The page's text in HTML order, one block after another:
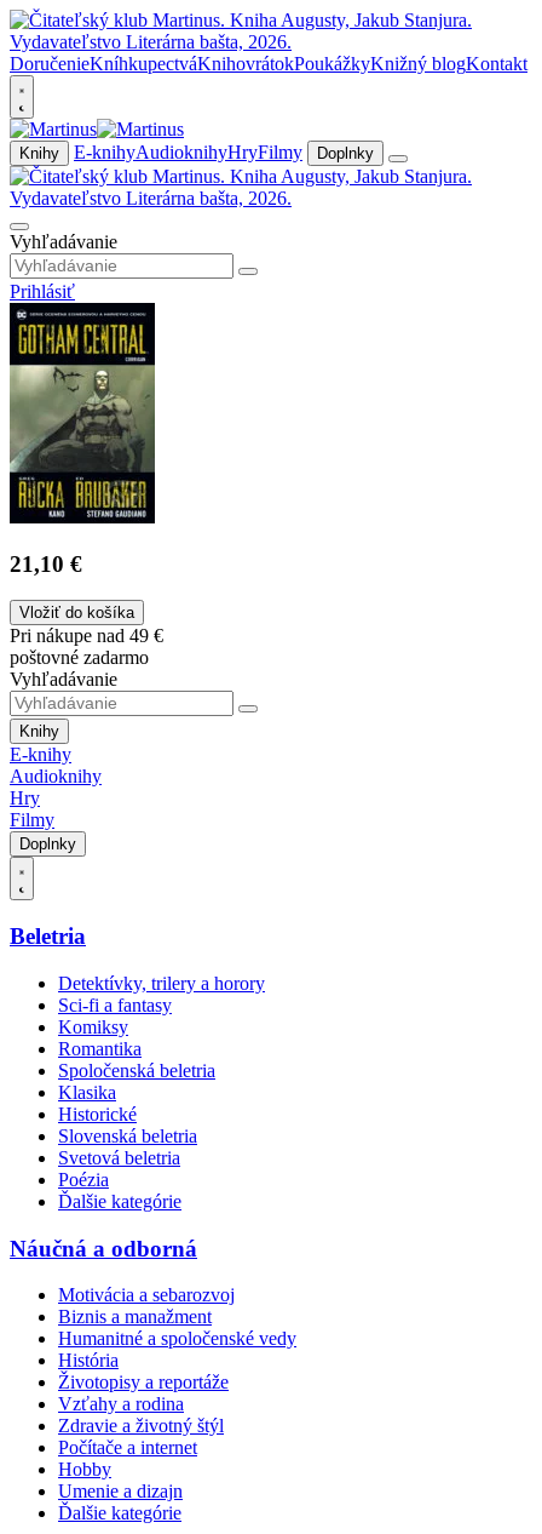
DoručenieKníhkupectváKnihovrátokPoukážkyKnižný blogKontakt
Knihy E-knihyAudioknihyHryFilmy Doplnky
Vyhľadávanie
Prihlásiť
21,10 €
Vložiť do košíka
Pri nákupe nad 49 €
poštovné zadarmo
Vyhľadávanie
Knihy
E-knihy
Audioknihy
Hry
Filmy
Doplnky
Beletria
Detektívky, trilery a horory
Sci-fi a fantasy
Komiksy
Romantika
Spoločenská beletria
Klasika
Historické
Slovenská beletria
Svetová beletria
Poézia
Ďalšie kategórie
Náučná a odborná
Motivácia a sebarozvoj
Biznis a manažment
Humanitné a spoločenské vedy
História
Životopisy a reportáže
Vzťahy a rodina
Zdravie a životný štýl
Počítače a internet
Hobby
Umenie a dizajn
Ďalšie kategórie